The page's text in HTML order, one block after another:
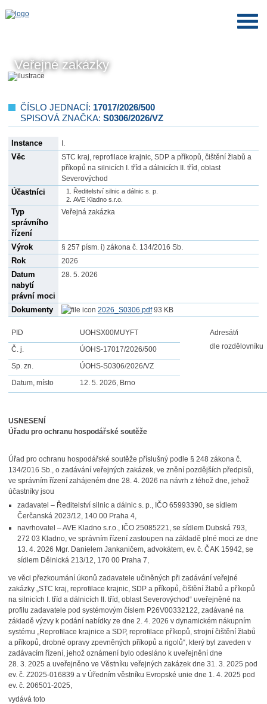
Veřejné zakázky
ČÍSLO JEDNACÍ: 17017/2026/500
SPISOVÁ ZNAČKA: S0306/2026/VZ
Instance I.
Věc
STC kraj, reprofilace krajnic, SDP a příkopů, čištění žlabů a
příkopů na silnicích I. tříd a dálnicích II. tříd, oblast
Severovýchod
Účastníci
Ředitelství silnic a dálnic s. p.
AVE Kladno s.r.o.
Typ
správního
řízení
Veřejná zakázka
Výrok § 257 písm. i) zákona č. 134/2016 Sb.
Rok 2026
Datum
nabytí
právní moci
28. 5. 2026
Dokumenty 2026_S0306.pdf93 KB
PID UOHSX00MUYFT
Adresát/i
dle rozdělovníku
Č. j.
ÚOHS-17017/2026/500
Sp. zn.
ÚOHS-S0306/2026/VZ
Datum, místo
12. 5. 2026, Brno
USNESENÍ
Úřadu pro ochranu hospodářské soutěže
Úřad pro ochranu hospodářské soutěže příslušný podle § 248 zákona č.
134/2016 Sb., o zadávání veřejných zakázek, ve znění pozdějších předpisů,
ve správním řízení zahájeném dne 28. 4. 2026 na návrh z téhož dne, jehož
účastníky jsou
zadavatel – Ředitelství silnic a dálnic s. p., IČO 65993390, se sídlem
Čerčanská 2023/12, 140 00 Praha 4,
navrhovatel – AVE Kladno s.r.o., IČO 25085221, se sídlem Dubská 793,
272 03 Kladno, ve správním řízení zastoupen na základě plné moci ze dne
13. 4. 2026 Mgr. Danielem Jankaničem, advokátem, ev. č. ČAK 15942, se
sídlem Dělnická 213/12, 170 00 Praha 7,
ve věci přezkoumání úkonů zadavatele učiněných při zadávání veřejné
zakázky „STC kraj, reprofilace krajnic, SDP a příkopů, čištění žlabů a příkopů
na silnicích I. tříd a dálnicích II. tříd, oblast Severovýchod“ uveřejněné na
profilu zadavatele pod systémovým číslem P26V00332122, zadávané na
základě výzvy k podání nabídky ze dne 2. 4. 2026 v dynamickém nákupním
systému „Reprofilace krajnice a SDP, reprofilace příkopů, strojní čištění žlabů
a příkopů, drobné opravy zpevněných příkopů a rigolů“, který byl zaveden v
zadávacím řízení, jehož oznámení bylo odesláno k uveřejnění dne
28. 3. 2025 a uveřejněno ve Věstníku veřejných zakázek dne 31. 3. 2025 pod
ev. č. Z2025-016839 a v Úředním věstníku Evropské unie dne 1. 4. 2025 pod
ev. č. 206501-2025,
vydává toto